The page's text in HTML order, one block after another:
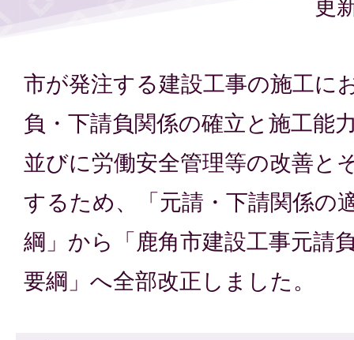
更
市が発注する建設工事の施工に
負・下請負関係の確立と施工能
並びに労働安全管理等の改善と
するため、「元請・下請関係の
綱」から「鹿角市建設工事元請
要綱」へ全部改正しました。